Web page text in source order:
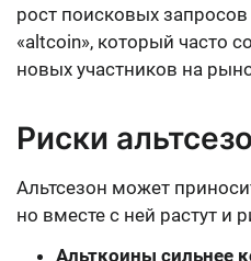
рост поисковых
«altcoin», который часто
новых участников на
Риски
Альтсезон может
но вместе с ней растут и
Альткоины сильнее